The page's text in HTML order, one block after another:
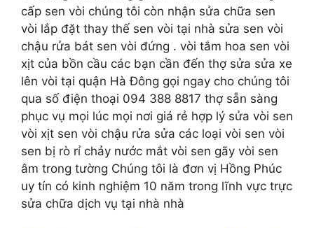
cấp sen vòi chúng tôi còn nhận sửa chữa sen
vòi lắp đặt thay thế sen vòi tại nhà sửa sen vòi
chậu rửa bát sen vòi đứng . vòi tắm hoa sen vòi
xịt của bồn cầu các bạn cần đến thợ sửa sửa xe
lên vòi tại quận Hà Đông gọi ngay cho chúng tôi
qua số điện thoại 094 388 8817 thợ sẵn sàng
phục vụ mọi lúc mọi nơi giá rẻ hợp lý sửa vòi sen
vòi xịt sen vòi chậu rửa sửa các loại vòi sen vòi
sen bị rò rỉ chảy nước mắt vòi sen gãy vòi sen
âm trong tường Chúng tôi là đơn vị Hồng Phúc
uy tín có kinh nghiệm 10 năm trong lĩnh vực trực
sửa chữa dịch vụ tại nhà nhà